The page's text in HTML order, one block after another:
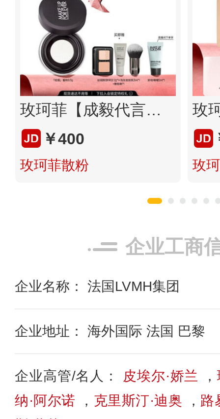
玫珂菲【成毅代言】清晰无痕全新蜜粉8.5g 定妆散粉 生日礼物送女友
￥400
玫珂菲散粉 玫
企业工商
企业名称： 法国LVMH集团
企业地址： 海外国际 法国 巴黎
企业高管/名人： 皮埃尔·娇兰 ，
纳·阿尔诺 ， 克里斯汀·迪奥 ， 路